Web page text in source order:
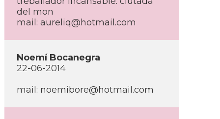
del mon
mail: aureliq@hotmail.com
Noemí­ Bocanegra
22-06-2014
mail: noemibore@hotmail.com